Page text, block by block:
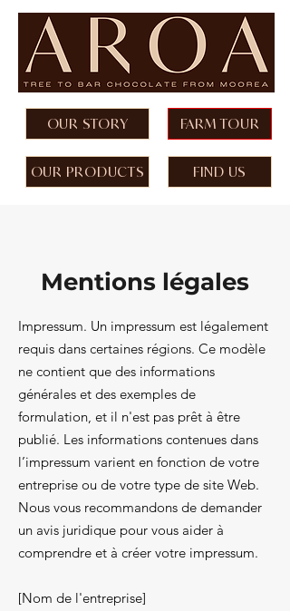
OUR STORY
OUR PRODUCTS
FARM TOUR
FIND US
Mentions légales
Impressum. Un impressum est légalement
requis dans certaines régions. Ce modèle
ne contient que des informations
générales et des exemples de
formulation, et il n'est pas prêt à être
publié. Les informations contenues dans
l’impressum varient en fonction de votre
entreprise ou de votre type de site Web.
Nous vous recommandons de demander
un avis juridique pour vous aider à
comprendre et à créer votre impressum.
[Nom de l'entreprise]